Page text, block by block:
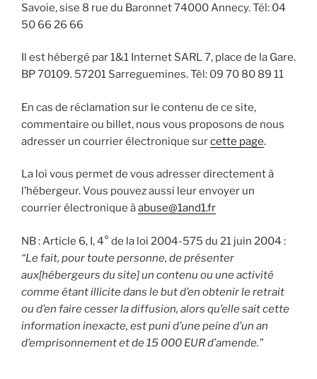
Savoie, sise 8 rue du Baronnet 74000 Annecy. Tél: 04
50 66 26 66
Il est hébergé par 1&1 Internet SARL 7, place de la Gare.
BP 70109. 57201 Sarreguemines. Tèl: 09 70 80 89 11
En cas de réclamation sur le contenu de ce site,
commentaire ou billet, nous vous proposons de nous
adresser un courrier électronique surcette page.
La loi vous permet de vous adresser directement à
l’hébergeur. Vous pouvez aussi leur envoyer un
courrier électronique àabuse@1and1.fr
NB : Article 6, I, 4° de la loi 2004-575 du 21 juin 2004 :
“Le fait, pour toute personne, de présenter
aux[hébergeurs du site] un contenu ou une activité
comme étant illicite dans le but d’en obtenir le retrait
ou d’en faire cesser la diffusion, alors qu’elle sait cette
information inexacte, est puni d’une peine d’un an
d’emprisonnement et de 15 000 EUR d’amende.”